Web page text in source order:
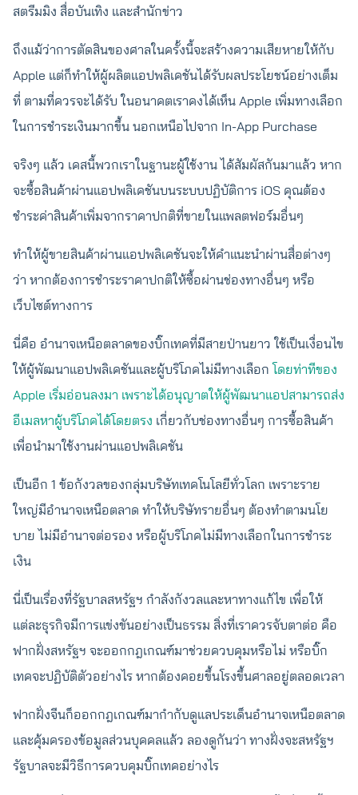
สตรีมมิง สื่อบันเทิง และสำนักข่าว
ถึงแม้ว่าการตัดสินของศาลในครั้งนี้จะสร้างความเสียหายให้กับ
Apple แต่ก็ทำให้ผู้ผลิตแอปพลิเคชันได้รับผลประโยชน์อย่างเต็ม
ที่ ตามที่ควรจะได้รับ ในอนาคตเราคงได้เห็น Apple เพิ่มทางเลือก
ในการชำระเงินมากขึ้น นอกเหนือไปจาก In-App Purchase
จริงๆ แล้ว เคสนี้พวกเราในฐานะผู้ใช้งาน ได้สัมผัสกันมาแล้ว หาก
จะซื้อสินค้าผ่านแอปพลิเคชันบนระบบปฏิบัติการ iOS คุณต้อง
ชำระค่าสินค้าเพิ่มจากราคาปกติที่ขายในแพลตฟอร์มอื่นๆ
ทำให้ผู้ขายสินค้าผ่านแอปพลิเคชันจะให้คำแนะนำผ่านสื่อต่างๆ
ว่า หากต้องการชำระราคาปกติให้ซื้อผ่านช่องทางอื่นๆ หรือ
เว็บไซต์ทางการ
นี่คือ อำนาจเหนือตลาดของบิ๊กเทคที่มีสายป่านยาว ใช้เป็นเงื่อนไข
ให้ผู้พัฒนาแอปพลิเคชันและผู้บริโภคไม่มีทางเลือกโดยท่าทีของ
Apple เริ่มอ่อนลงมา เพราะได้อนุญาตให้ผู้พัฒนาแอปสามารถส่ง
อีเมลหาผู้บริโภคได้โดยตรง เกี่ยวกับช่องทางอื่นๆ การซื้อสินค้า
เพื่อนำมาใช้งานผ่านแอปพลิเคชัน
เป็นอีก 1 ข้อกังวลของกลุ่มบริษัทเทคโนโลยีทั่วโลก เพราะราย
ใหญ่มีอำนาจเหนือตลาด ทำให้บริษัทรายอื่นๆ ต้องทำตามนโย
บาย ไม่มีอำนาจต่อรอง หรือผู้บริโภคไม่มีทางเลือกในการชำระ
เงิน
นี่เป็นเรื่องที่รัฐบาลสหรัฐฯ กำลังกังวลและหาทางแก้ไข เพื่อให้
แต่ละธุรกิจมีการแข่งขันอย่างเป็นธรรม สิ่งที่เราควรจับตาต่อ คือ
ฟากฝั่งสหรัฐฯ จะออกกฎเกณฑ์มาช่วยควบคุมหรือไม่ หรือบิ๊ก
เทคจะปฏิบัติตัวอย่างไร หากต้องคอยขึ้นโรงขึ้นศาลอยู่ตลอดเวลา
ฟากฝั่งจีนก็ออกกฎเกณฑ์มากำกับดูแลประเด็นอำนาจเหนือตลาด
และคุ้มครองข้อมูลส่วนบุคคลแล้ว ลองดูกันว่า ทางฝั่งจะสหรัฐฯ
รัฐบาลจะมีวิธีการควบคุมบิ๊กเทคอย่างไร